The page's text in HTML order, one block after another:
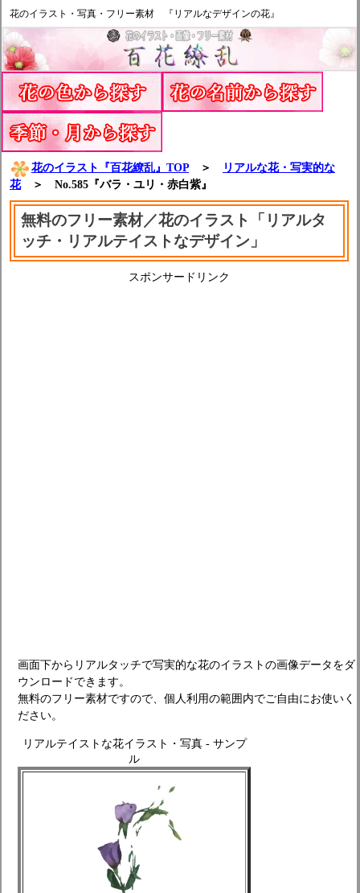
花のイラスト・写真・フリー素材 『リアルなデザインの花』
花のイラスト『百花繚乱』TOP ＞
リアルな花・写実的な
花＞ No.585『バラ・ユリ・赤白紫』
無料のフリー素材／花のイラスト「リアルタ
ッチ・リアルテイストなデザイン」
スポンサードリンク
画面下からリアルタッチで写実的な花のイラストの画像データをダ
ウンロードできます。
無料のフリー素材ですので、個人利用の範囲内でご自由にお使いく
ださい。
リアルテイストな花イラスト・写真 - サンプ
ル